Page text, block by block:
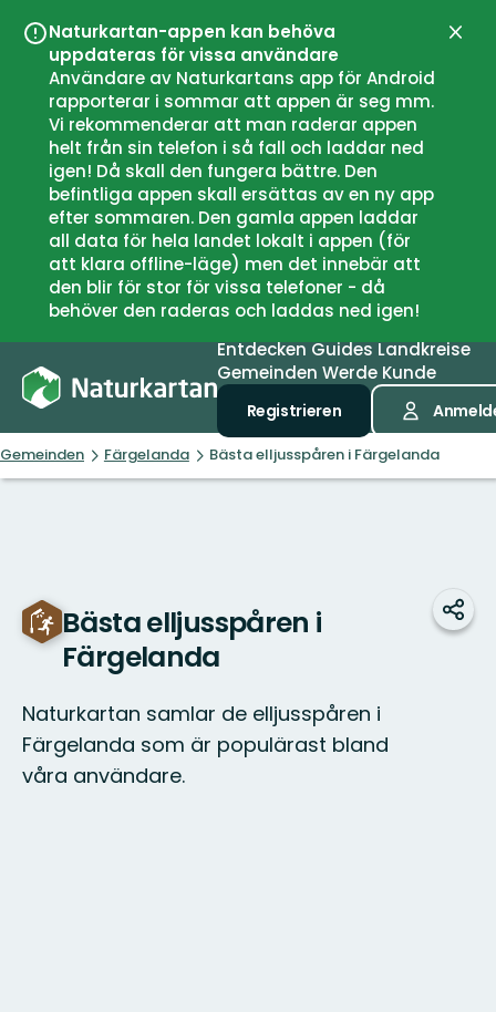
Naturkartan-appen kan behöva
uppdateras för vissa användare
Användare av Naturkartans app för Android
rapporterar i sommar att appen är seg mm.
Vi rekommenderar att man raderar appen
helt från sin telefon i så fall och laddar ned
igen! Då skall den fungera bättre. Den
befintliga appen skall ersättas av en ny app
efter sommaren. Den gamla appen laddar
all data för hela landet lokalt i appen (för
att klara offline-läge) men det innebär att
den blir för stor för vissa telefoner - då
behöver den raderas och laddas ned igen!
EntdeckenGuidesLandkreise
Gemeinden Werde Kunde
Registrieren
Gemeinden Färgelanda Bästa elljusspåren i Färgelanda
Bästa elljusspåren i
Färgelanda
Naturkartan samlar de elljusspåren i
Färgelanda som är populärast bland
våra användare.